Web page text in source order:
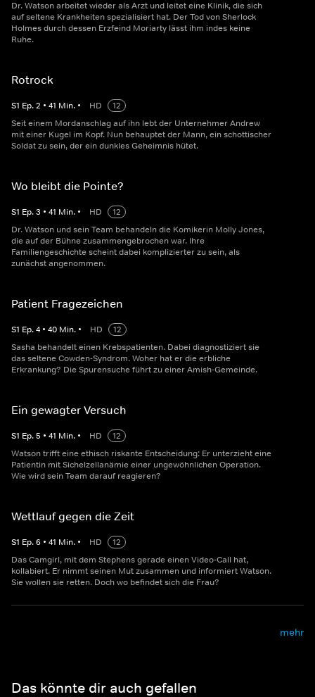
Dr. Watson arbeitet wieder als Arzt und leitet eine Klinik, die sich
auf seltene Krankheiten spezialisiert hat. Der Tod von Sherlock
Holmes durch dessen Erzfeind Moriarty lässt ihm indes keine
Ruhe.
Rotrock
S1 Ep.2 • 41 Min. • HD
12
Seit einem Mordanschlag auf ihn lebt der Unternehmer Andrew
mit einer Kugel im Kopf. Nun behauptet der Mann, ein schottischer
Soldat zu sein, der ein dunkles Geheimnis hütet.
Wo bleibt die Pointe?
S1 Ep.3 • 41 Min. • HD
12
Dr. Watson und sein Team behandeln die Komikerin Molly Jones,
die auf der Bühne zusammengebrochen war. Ihre
Familiengeschichte scheint dabei komplizierter zu sein, als
zunächst angenommen.
Patient Fragezeichen
S1 Ep.4 • 40 Min. • HD
12
Sasha behandelt einen Krebspatienten. Dabei diagnostiziert sie
das seltene Cowden-Syndrom. Woher hat er die erbliche
Erkrankung? Die Spurensuche führt zu einer Amish-Gemeinde.
Ein gewagter Versuch
S1 Ep.5 • 41 Min. • HD
12
Watson trifft eine ethisch riskante Entscheidung: Er unterzieht eine
Patientin mit Sichelzellanämie einer ungewöhnlichen Operation.
Wie wird sein Team darauf reagieren?
Wettlauf gegen die Zeit
S1 Ep.6 • 41 Min. • HD
12
Das Camgirl, mit dem Stephens gerade einen Video-Call hat,
kollabiert. Er nimmt seinen Mut zusammen und informiert Watson.
Sie wollen sie retten. Doch wo befindet sich die Frau?
mehr
Das könnte dir auch gefallen